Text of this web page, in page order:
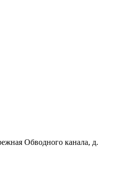
Обводного канала, д.